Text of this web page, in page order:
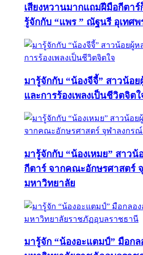
เสียงหวานมากแถมฝีมือกีตาร์
รู้จักกับ “แพร ” ณัฐนรี อุเทศ
มารู้จักกับ “น้องจีจี้” สาวน้อย
และการร้องเพลงเป็นชีวิตจิตใ
มารู้จักกับ “น้องเหมย” สาวน้
กีตาร์ จากคณะอักษรศาสตร์
มหาวิทยาลัย
มารู้จัก “น้องอะแตมป์” มือกล